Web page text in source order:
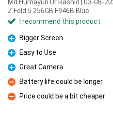
Md Humayun Ur Rashid | 03-08-
Z Fold 5 256GB F946B Blue
I recommend this product
Pro
Bigger Screen
Pro
Easy to Use
Pro
Great Camera
Con
Battery life could be longer
Con
Price could be a bit cheaper